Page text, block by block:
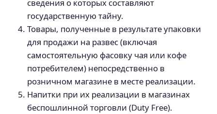
сведения о которых составляют
государственную тайну.
Товары, полученные в результате упаковки
для продажи на развес (включая
самостоятельную фасовку чая или кофе
потребителем) непосредственно в
розничном магазине в месте реализации.
Напитки при их реализации в магазинах
беспошлинной торговли (Duty Free).